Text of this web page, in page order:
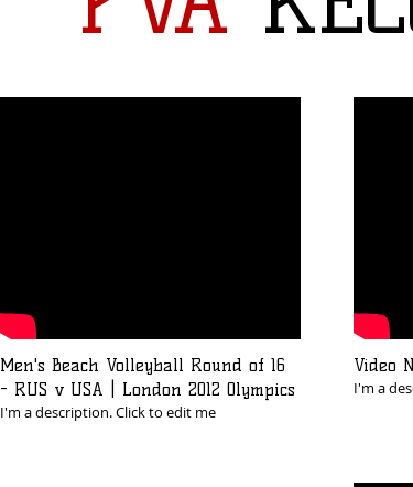
Men's Beach Volleyball Round of 16
- RUS v USA | London 2012 Olympics
I'm a description. Click to edit me
Video
I'm a